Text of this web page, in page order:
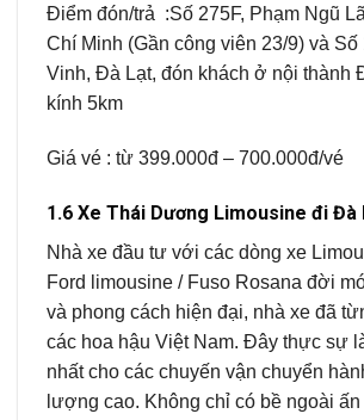
Điểm đón/trả :Số 275F, Phạm Ngũ
Chí Minh (Gần công viên 23/9) và
Vinh, Đà Lạt, đón khách ở nội thành
kính 5km
Giá vé : từ 399.000đ – 700.000đ/vé
1.6 Xe Thái Dương Limousine đi Đà
Nhà xe đầu tư với các dòng xe
Ford limousine / Fuso Rosana đời
và phong cách hiện đại, nhà xe đã
các hoa hậu Việt Nam. Đây thực sự
nhất cho các chuyến vận chuyển
lượng cao. Không chỉ có bề ngoài